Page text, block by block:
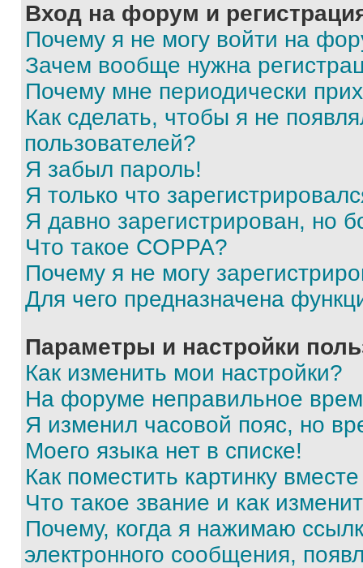
Вход на форум и
Почему я не могу войти на
Зачем вообще нужна
Почему мне периодически
Как сделать, чтобы я не
пользователей?
Я забыл пароль!
Я только что
Я давно зарегистрирован, но
Что такое COPPA?
Почему я не могу
Для чего предназначена
Параметры и настройки
Как изменить мои настройки?
На форуме неправильное
Я изменил часовой пояс, но
Моего языка нет в списке!
Как поместить картинку
Что такое звание и как
Почему, когда я нажимаю
электронного сообщения,